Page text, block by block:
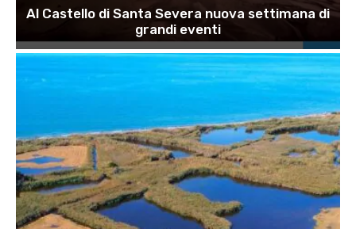
Al Castello di Santa Severa nuova settimana di
grandi eventi